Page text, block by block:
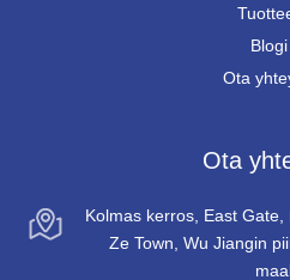
Blogi
Ota
Ota
Kolmas kerros, East
Ze Town, Wu Jiangin